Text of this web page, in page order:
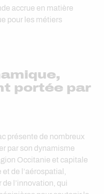
accrue en matière
pour les métiers
portée par
présente de nombreux
par son dynamisme
Occitanie et capitale
de l’aérospatial,
l’innovation, qui